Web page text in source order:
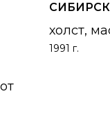
холст,
1991 г.